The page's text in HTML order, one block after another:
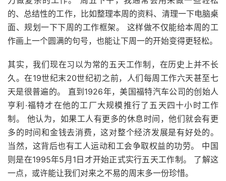
的、总结性的工作，比如整理本周的资料、清理一下电脑桌
面、规划一下下周的工作框架。 这样做不仅能给本周的工
作画上一个圆满的句号，也能让下周一的开始变得更轻松。
其实，我们现在习以为常的五天工作制，在历史上并不长
久。在19世纪末20世纪初之前，人们每周工作六天甚至七
天是很普遍的。 直到1926年，美国福特汽车公司的创始人
亨利·福特才在他的工厂大规模推行了五天四十小时工作
制。 他认为，如果工人有更多的休息时间，他们就会有更
多的时间和金钱去消费，这对整个经济发展是有好处的。
当然，这背后也有工人运动和工会争取权益的功劳。 中国
则是在1995年5月1日才开始正式实行五天工作制。 了解这
一点，或许能让我们对来之不易的周末多一份珍惜。